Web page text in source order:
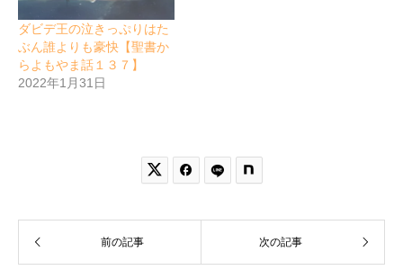
ダビデ王の泣きっぷりはた
ぶん誰よりも豪快【聖書か
らよもやま話１３７】
2022年1月31日
 
前の記事 次の記事